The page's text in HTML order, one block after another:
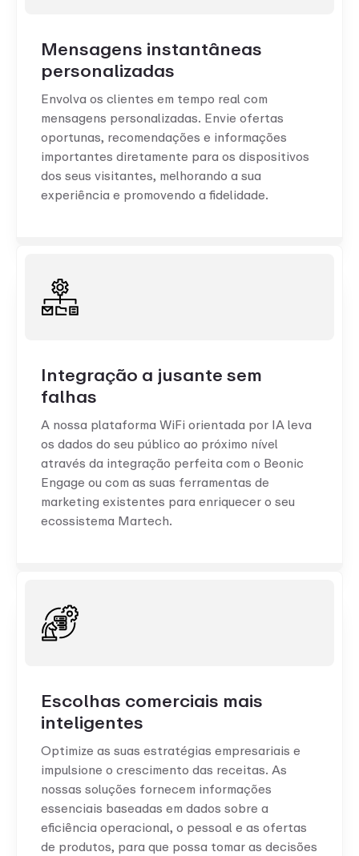
Mensagens instantâneas
personalizadas
Envolva os clientes em tempo real com
mensagens personalizadas. Envie ofertas
oportunas, recomendações e informações
importantes diretamente para os dispositivos
dos seus visitantes, melhorando a sua
experiência e promovendo a fidelidade.
Integração a jusante sem
falhas
A nossa plataforma WiFi orientada por IA leva
os dados do seu público ao próximo nível
através da integração perfeita com o Beonic
Engage ou com as suas ferramentas de
marketing existentes para enriquecer o seu
ecossistema Martech.
Escolhas comerciais mais
inteligentes
Optimize as suas estratégias empresariais e
impulsione o crescimento das receitas. As
nossas soluções fornecem informações
essenciais baseadas em dados sobre a
eficiência operacional, o pessoal e as ofertas
de produtos, para que possa tomar as decisões